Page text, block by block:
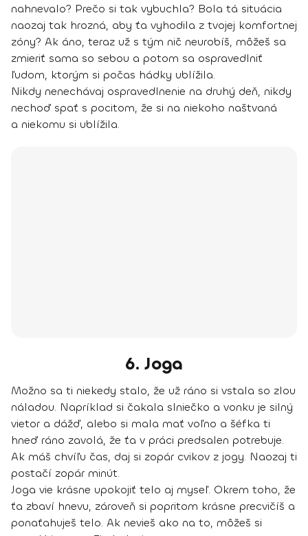
nahnevalo? Prečo si tak vybuchla? Bola tá situácia
naozaj tak hrozná, aby ťa vyhodila z tvojej komfortnej
zóny? Ak áno, teraz už s tým nič neurobíš, môžeš sa
zmieriť sama so sebou a potom sa ospravedlniť
ľudom, ktorým si počas hádky ublížila.
Nikdy nenechávaj ospravedlnenie na druhý deň, nikdy
nechoď spať s pocitom, že si na niekoho naštvaná
a niekomu si ublížila.
6. Joga
Možno sa ti niekedy stalo, že už ráno si vstala so zlou
náladou. Napríklad si čakala slniečko a vonku je silný
vietor a dážď, alebo si mala mať voľno a šéfka ti
hneď ráno zavolá, že ťa v práci predsalen potrebuje.
Ak máš chvíľu čas, daj si zopár cvikov z jogy. Naozaj ti
postačí zopár minút.
Joga vie krásne upokojiť telo aj myseľ. Okrem toho, že
ťa zbaví hnevu, zároveň si popritom krásne precvičíš a
ponaťahuješ telo. Ak nevieš ako na to, môžeš si